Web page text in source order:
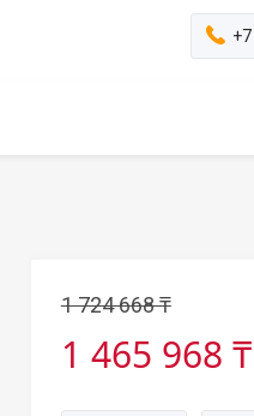
1 724 668 ₸
1 465 968 ₸